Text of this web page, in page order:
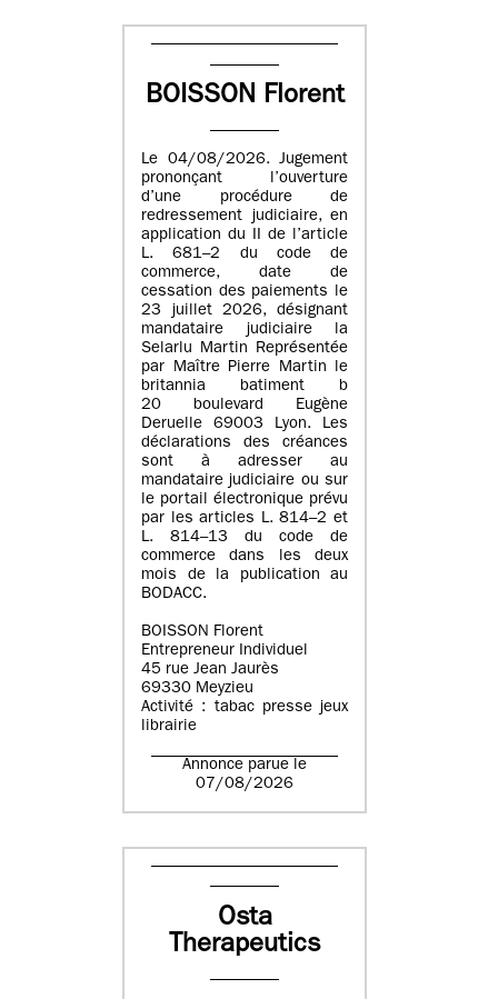
BOISSON Florent
Le 04/08/2026. Jugement
prononçant l’ouverture
d’une procédure de
redressement judiciaire, en
application du II de l’article
L. 681–2 du code de
commerce, date de
cessation des paiements le
23 juillet 2026, désignant
mandataire judiciaire la
Selarlu Martin Représentée
par Maître Pierre Martin le
britannia batiment b
20 boulevard Eugène
Deruelle 69003 Lyon. Les
déclarations des créances
sont à adresser au
mandataire judiciaire ou sur
le portail électronique prévu
par les articles L. 814–2 et
L. 814–13 du code de
commerce dans les deux
mois de la publication au
BODACC.
BOISSON Florent
Entrepreneur Individuel
45 rue Jean Jaurès
69330 Meyzieu
Activité : tabac presse jeux
librairie
Annonce parue le
07/08/2026
Osta
Therapeutics